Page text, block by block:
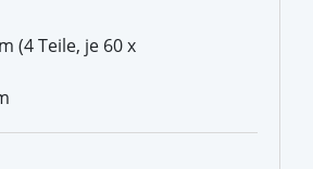
(4 Teile, je 60 x